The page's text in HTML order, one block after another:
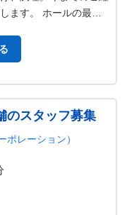
ます。 ホールの最大
のスタッフ募集
レーション）